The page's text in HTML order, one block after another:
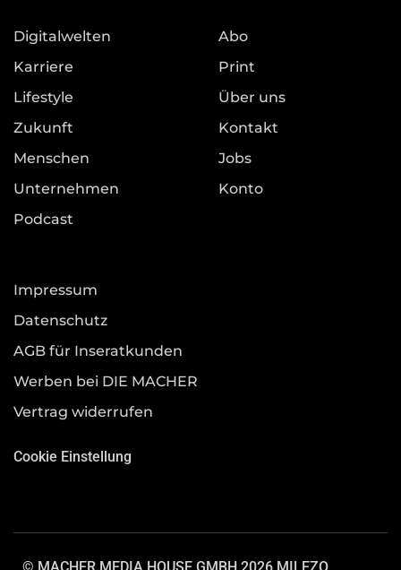
Digitalwelten
Karriere
Lifestyle
Zukunft
Menschen
Unternehmen
Podcast
Abo
Print
Über uns
Kontakt
Jobs
Konto
Impressum
Datenschutz
AGB für Inseratkunden
Werben bei DIE MACHER
Vertrag widerrufen
Cookie Einstellung
© MACHER MEDIA HOUSE GMBH 2026. MILEZO